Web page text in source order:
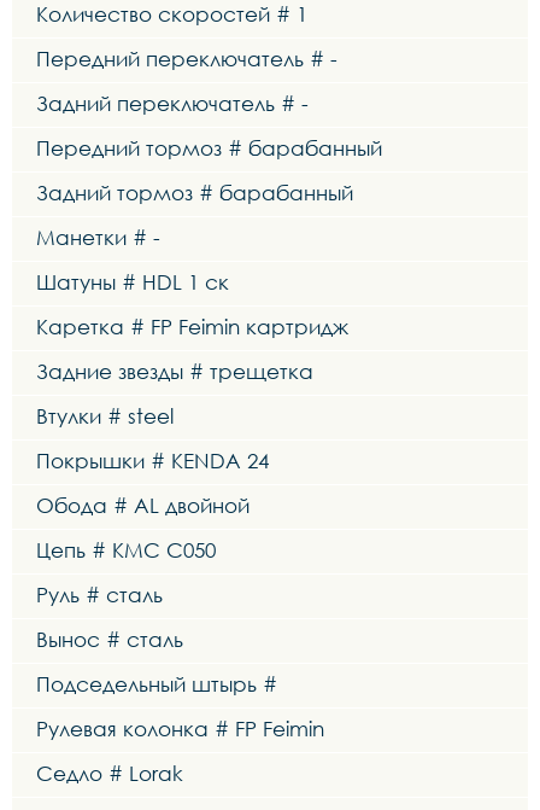
Количество скоростей # 1
Передний переключатель # -
Задний переключатель # -
Передний тормоз # барабанный
Задний тормоз # барабанный
Манетки # -
Шатуны # HDL 1 ск
Каретка # FP Feimin картридж
Задние звезды # трещетка
Втулки # steel
Покрышки # KENDA 24
Обода # AL двойной
Цепь # KMC C050
Руль # сталь
Вынос # сталь
Подседельный штырь #
Рулевая колонка # FP Feimin
Седло # Lorak